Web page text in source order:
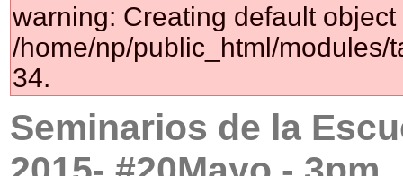
warning: Creating default
/home/np/public_html/modules/
34.
Seminarios de la